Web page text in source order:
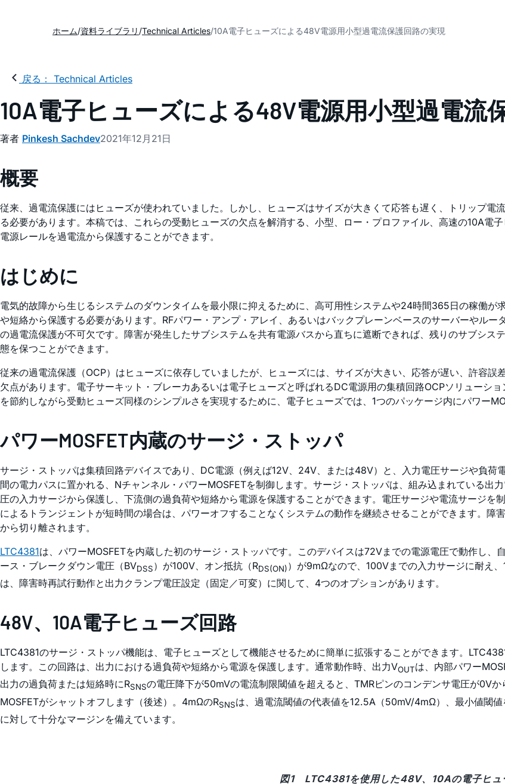
ホーム 資料ライブラリ Technical Articles 10A電子ヒューズによる48V電源用小型過電流保護回路の実現
戻る： Technical Articles
10A電子ヒューズによる48V電源用小型過電流
著者 Pinkesh Sachdev2021年12月21日
概要
従来、過電流保護にはヒューズが使われていました。しかし、ヒューズはサイズが大きくて応答も遅く、トリップ電
る必要があります。本稿では、これらの受動ヒューズの欠点を解消する、小型、ロー・プロファイル、高速の10A
電源レールを過電流から保護することができます。
はじめに
電気的故障から生じるシステムのダウンタイムを最小限に抑えるために、高可用性システムや24時間365日の稼働
や短絡から保護する必要があります。RFパワー・アンプ・アレイ、あるいはバックプレーンベースのサーバーやル
の過電流保護が不可欠です。障害が発生したサブシステムを共有電源バスから直ちに遮断できれば、残りのサブシ
態を保つことができます。
従来の過電流保護（OCP）はヒューズに依存していましたが、ヒューズには、サイズが大きい、応答が遅い、許容
欠点があります。電子サーキット・ブレーカあるいは電子ヒューズと呼ばれるDC電源用の集積回路OCPソリューシ
を節約しながら受動ヒューズ同様のシンプルさを実現するために、電子ヒューズでは、1つのパッケージ内にパワー
パワーMOSFET内蔵のサージ・ストッパ
サージ・ストッパは集積回路デバイスであり、DC電源（例えば12V、24V、または48V）と、入力電圧サージや負
間の電力パスに置かれる、Nチャンネル・パワーMOSFETを制御します。サージ・ストッパは、組み込まれている出
圧の入力サージから保護し、下流側の過負荷や短絡から電源を保護することができます。電圧サージや電流サージ
によるトランジェントが短時間の場合は、パワーオフすることなくシステムの動作を継続させることができます。
から切り離されます。
LTC4381は、パワーMOSFETを内蔵した初のサージ・ストッパです。このデバイスは72Vまでの電源電圧で動作し
ース・ブレークダウン電圧（BVDSS）が100V、オン抵抗（RDS(ON)）が9mΩなので、100Vまでの入力サージに耐え
は、障害時再試行動作と出力クランプ電圧設定（固定／可変）に関して、4つのオプションがあります。
48V、10A電子ヒューズ回路
LTC4381のサージ・ストッパ機能は、電子ヒューズとして機能させるために簡単に拡張することができます。
します。この回路は、出力における過負荷や短絡から電源を保護します。通常動作時、出力VOUTは、内部パワー
出力の過負荷または短絡時にRSNSの電圧降下が50mVの電流制限閾値を超えると、TMRピンのコンデンサ電圧が0V
MOSFETがシャットオフします（後述）。4mΩのRSNSは、過電流閾値の代表値を12.5A（50mV/4mΩ）、最小値閾
に対して十分なマージンを備えています。
図1 LTC4381を使用した48V、10Aの電子ヒュ